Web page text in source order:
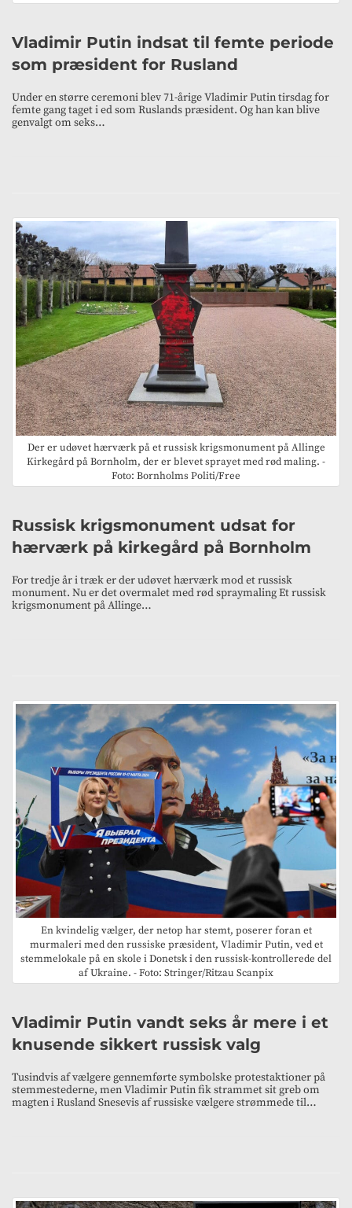
Vladimir Putin indsat til femte periode
som præsident for Rusland
Under en større ceremoni blev 71-årige Vladimir Putin tirsdag for
femte gang taget i ed som Ruslands præsident. Og han kan blive
genvalgt om seks…
Der er udøvet hærværk på et russisk krigsmonument på Allinge
Kirkegård på Bornholm, der er blevet sprayet med rød maling. -
Foto: Bornholms Politi/Free
Russisk krigsmonument udsat for
hærværk på kirkegård på Bornholm
For tredje år i træk er der udøvet hærværk mod et russisk
monument. Nu er det overmalet med rød spraymaling Et russisk
krigsmonument på Allinge…
En kvindelig vælger, der netop har stemt, poserer foran et
murmaleri med den russiske præsident, Vladimir Putin, ved et
stemmelokale på en skole i Donetsk i den russisk-kontrollerede del
af Ukraine. - Foto: Stringer/Ritzau Scanpix
Vladimir Putin vandt seks år mere i et
knusende sikkert russisk valg
Tusindvis af vælgere gennemførte symbolske protestaktioner på
stemmestederne, men Vladimir Putin fik strammet sit greb om
magten i Rusland Snesevis af russiske vælgere strømmede til…